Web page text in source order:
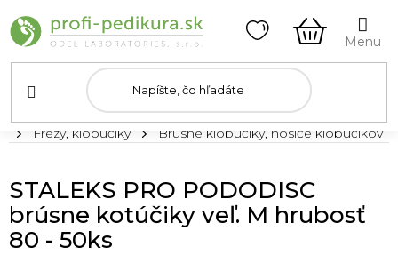
na
obsah
KOŠÍK
DomovFrézy, klobúčiky Brúsne klobúčiky, nosiče klobúčikov
STALEKS PRO PODODISC
brúsne kotúčiky veľ. M hrubosť
80 - 50ks